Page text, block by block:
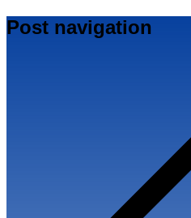
Post navigation